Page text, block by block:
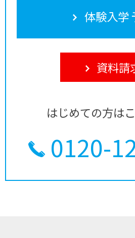
体験入学
資料請
はじめての方は
0120-